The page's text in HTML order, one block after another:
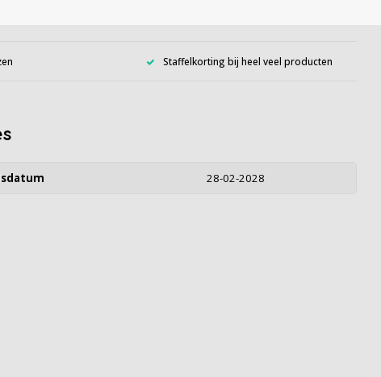
Staffelkorting bij heel veel producten
28-02-2028